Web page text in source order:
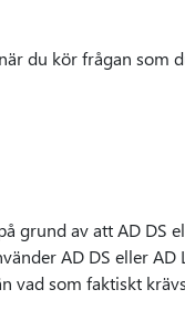
du kör frågan som
grund av att AD DS
AD DS eller
vad som faktiskt